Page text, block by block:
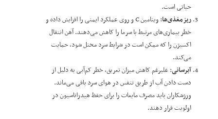
حیاتی است.
ریزمغذی‌ها
: ویتامین C و روی عملکرد ایمنی را افزایش داده و
خطر بیماری‌های مرتبط با سرما را کاهش می‌دهند. آهن انتقال
اکسیژن را که ممکن است در شرایط سرد مختل شود، حمایت
می‌کند.
آبرسانی: علیرغم کاهش میزان تعریق، خطر کم‌آبی به دلیل از
دست دادن آب از طریق تنفس در هوای سرد باقی می‌ماند.
ورزشکاران باید مصرف مایعات را برای حفظ هیدراتاسیون در
اولویت قرار دهند.